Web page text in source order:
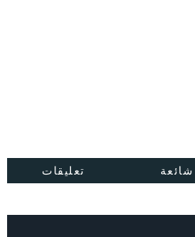
شائعة تعليقات